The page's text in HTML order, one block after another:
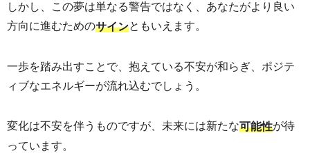
しかし、この夢は単なる警告ではなく、あなたがより良い
方向に進むためのサインともいえます。
一歩を踏み出すことで、抱えている不安が和らぎ、ポジテ
ィブなエネルギーが流れ込むでしょう。
変化は不安を伴うものですが、未来には新たな可能性が待
っています。